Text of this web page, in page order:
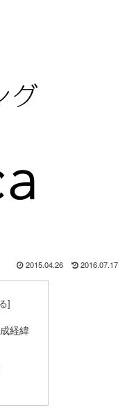
2015.04.26 2016.07.17
経緯